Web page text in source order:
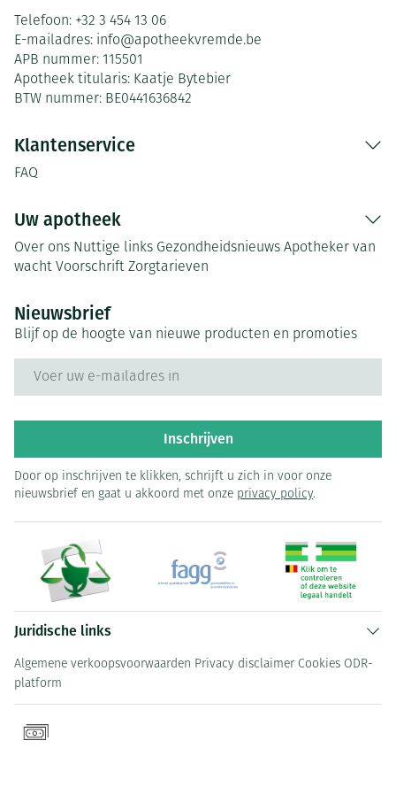
Telefoon: +32 3 454 13 06
E-mailadres: info@apotheekvremde.be
APB nummer: 115501
Apotheek titularis: Kaatje Bytebier
BTW nummer: BE0441636842
Klantenservice
FAQ
Uw apotheek
Over ons Nuttige links Gezondheidsnieuws Apotheker van
wacht Voorschrift Zorgtarieven
Nieuwsbrief
Blijf op de hoogte van nieuwe producten en promoties
Inschrijven
Door op inschrijven te klikken, schrijft u zich in voor onze
nieuwsbrief en gaat u akkoord met onze privacy policy.
Juridische links
Algemene verkoopsvoorwaarden Privacy disclaimer Cookies ODR-
platform